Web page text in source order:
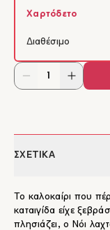
Χαρτόδετο
Διαθέσιμο
ΣΧΕΤΙΚΑ
Το καλοκαίρι που
καταιγίδα είχε
πλησιάζει, ο Νόι